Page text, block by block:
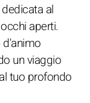
al
aperti.
un viaggio
tuo profondo